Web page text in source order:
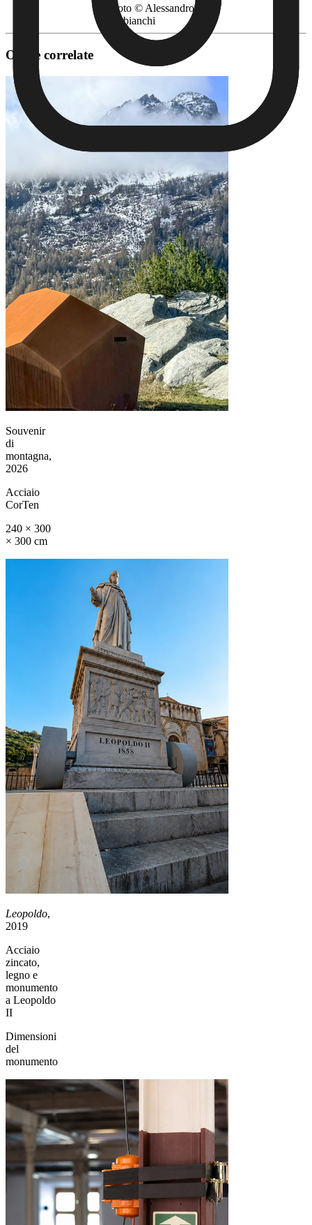
Photo © Alessandro
Zanbianchi
Opere correlate
Souvenir
di
montagna,
2026
Acciaio
CorTen
240 × 300
× 300 cm
Leopoldo,
2019
Acciaio
zincato,
legno e
monumento
a Leopoldo
II
Dimensioni
del
monumento